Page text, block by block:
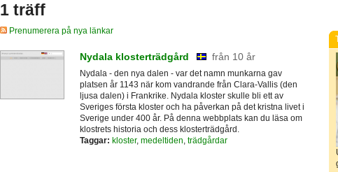
1 träff
Prenumerera på nya länkar
Nydala klosterträdgård från 10 år
Nydala - den nya dalen - var det namn munkarna gav
platsen år 1143 när kom vandrande från Clara-Vallis (den
ljusa dalen) i Frankrike. Nydala kloster skulle bli ett av
Sveriges första kloster och ha påverkan på det kristna livet i
Sverige under 400 år. På denna webbplats kan du läsa om
klostrets historia och dess klosterträdgård.
Taggar: kloster, medeltiden trädgårdar